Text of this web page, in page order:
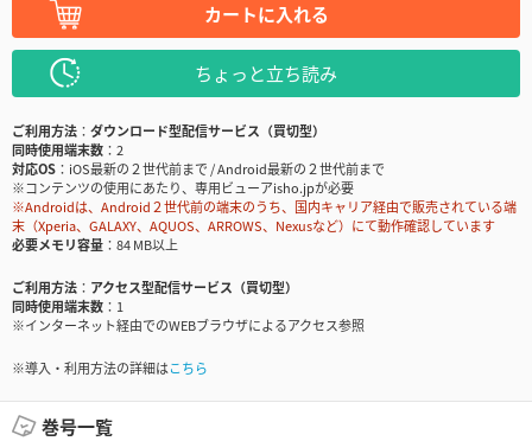
カートに入れる
ちょっと立ち読み
ご利用方法
ダウンロード型配信サービス（買切型）
同時使用端末数
2
対応OS
iOS最新の２世代前まで / Android最新の２世代前まで
※コンテンツの使用にあたり、専用ビューアisho.jpが必要
※Androidは、Android２世代前の端末のうち、国内キャリア経由で販売されている端
末（Xperia、GALAXY、AQUOS、ARROWS、Nexusなど）にて動作確認しています
必要メモリ容量
84 MB以上
ご利用方法
アクセス型配信サービス（買切型）
同時使用端末数
1
※インターネット経由でのWEBブラウザによるアクセス参照
※導入・利用方法の詳細はこちら
巻号一覧